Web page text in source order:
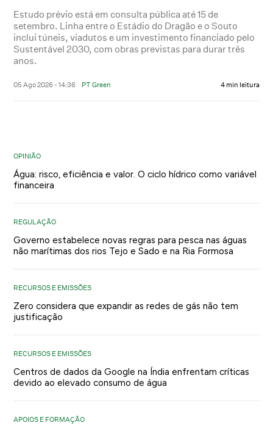
Estudo prévio está em consulta pública até 15 de
setembro. Linha entre o Estádio do Dragão e o Souto
inclui túneis, viadutos e um investimento financiado pelo
Sustentável 2030, com obras previstas para durar três
anos.
05 Ago 2026 - 14:36 PT Green 4 min leitura
OPINIÃO
Água: risco, eficiência e valor. O ciclo hídrico como variável
financeira
REGULAÇÃO
Governo estabelece novas regras para pesca nas águas
não marítimas dos rios Tejo e Sado e na Ria Formosa
RECURSOS E EMISSÕES
Zero considera que expandir as redes de gás não tem
justificação
RECURSOS E EMISSÕES
Centros de dados da Google na Índia enfrentam críticas
devido ao elevado consumo de água
APOIOS E FORMAÇÃO